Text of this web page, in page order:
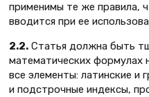
применимы те же правила,
вводится при ее
2.2. Статья должна быть
математических формулах
все элементы: латинские и
и подстрочные индексы,